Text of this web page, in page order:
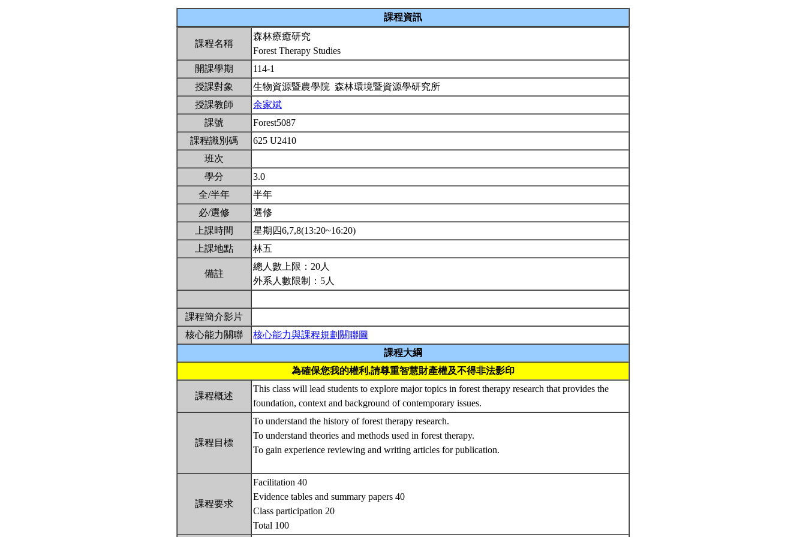
課程資訊
課程名稱
森林療癒研究
Forest Therapy Studies
開課學期
114-1
授課對象
生物資源暨農學院 森林環境暨資源學研究所
授課教師
余家斌
課號
Forest5087
課程識別碼
625 U2410
班次
學分
3.0
全/半年
半年
必/選修
選修
上課時間
星期四6,7,8(13:20~16:20)
上課地點
林五
備註
總人數上限：20人
外系人數限制：5人
課程簡介影片
核心能力關聯
核心能力與課程規劃關聯圖
課程大綱
為確保您我的權利,請尊重智慧財產權及不得非法影印
課程概述
This class will lead students to explore major topics in forest therapy research that provides the
foundation, context and background of contemporary issues.
課程目標
To understand the history of forest therapy research.
To understand theories and methods used in forest therapy.
To gain experience reviewing and writing articles for publication.
課程要求
Facilitation 40
Evidence tables and summary papers 40
Class participation 20
Total 100